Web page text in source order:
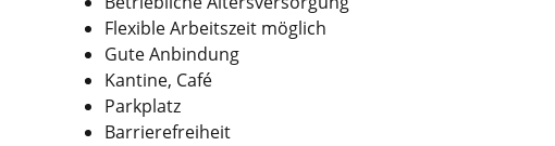
Flexible Arbeits­zeit möglich
Gute An­bindung
Kantine, Café
Park­platz
Barriere­frei­heit